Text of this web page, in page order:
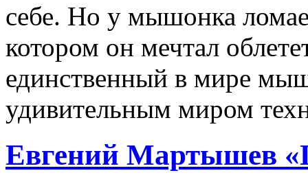
себе. Но у мышонка
котором он мечтал
единственный в мире
удивительным миром
Евгений Мартышев